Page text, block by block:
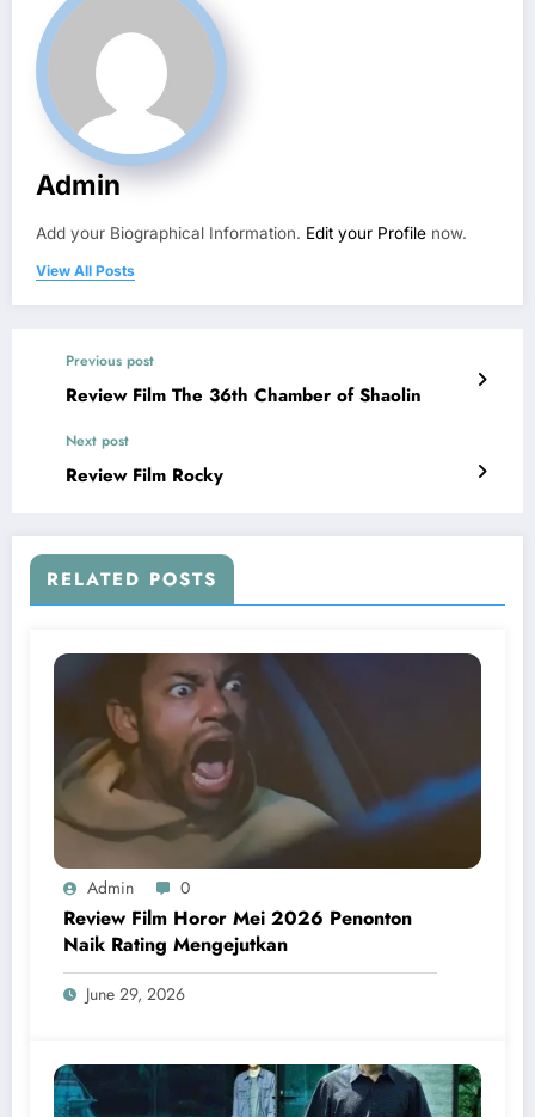
Admin
Add your Biographical Information. Edit your Profile now.
View All Posts
Previous post
Review Film The 36th Chamber of Shaolin
Next post
Review Film Rocky
RELATED POSTS
Admin 0
Review Film Horor Mei 2026 Penonton
Naik Rating Mengejutkan
June 29, 2026